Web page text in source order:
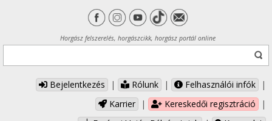
Horgász felszerelés, horgászcikk, horgász portál online
Bejelentkezés | Rólunk | Felhasználói infók
|
Karrier
| Kereskedői regisztráció
|